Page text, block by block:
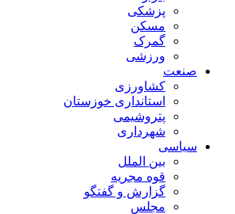
پزشکی
مسکن
گمرک
ورزشی
صنعت
کشاورزی
استانداری خوزستان
پتروشیمی
شهرداری
سیاسی
بین الملل
قوه مجریه
گزارش و گفتگو
مجلس